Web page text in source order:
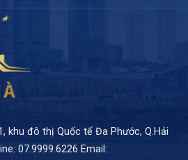
khu đô thị Quốc tế Đa Phước, Q.Hải
07.9999.6226 Email: